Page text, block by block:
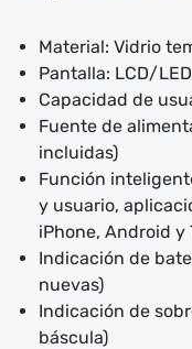
Material: Vidrio
Pantalla: LCD/
Capacidad de
Fuente de
incluidas)
Función
y usuario,
iPhone, Android y
Indicación de
nuevas)
Indicación de
báscula)